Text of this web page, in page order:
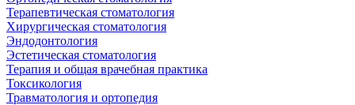
Терапевтическая стоматология
Хирургическая стоматология
Эндодонтология
Эстетическая стоматология
Терапия и общая врачебная практика
Токсикология
Травматология и ортопедия